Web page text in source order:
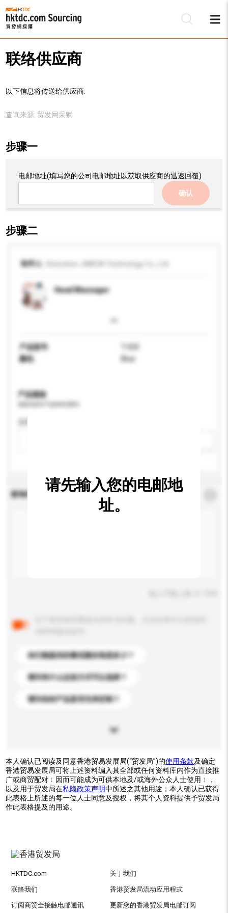
联络供应商
以下信息将传送给供应商:
查询来源: 贸发网采购
步骤一
电邮地址(填写您的公司电邮地址以获取供应商的迅速回覆)
确认
步骤二
收件人
Head Massager
产品型号
颜色
Blue
产品规格
查询内容 * 必须填写
你们能提供的最优惠价格是多少？
请问有什么运送方式可以选择？
请问你的产品是否支持定制？
请先输入您的电邮地
址。
本人确认已阅读及同意香港贸易发展局(“贸发局”)的使用条款及确定
香港贸易发展局可将上述资料编入其全部或任何资料库内作为直接推
广或商贸配对﹝因而可能成为可供本地及/或海外公众人士使用﹞，
以及用于贸发局在私隐政策声明中所述之其他用途；本人确认已获得
此表格上所述的每一位人士同意及授权，将其个人资料提供予贸发局
作此表格提及的用途。
HKTDC.com 关于我们
联络我们 香港贸发局流动应用程式
订阅商贸全接触电邮通讯 更新您的香港贸发局电邮订阅